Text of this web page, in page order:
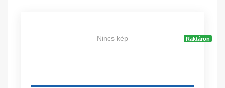
Raktáron
Nincs kép